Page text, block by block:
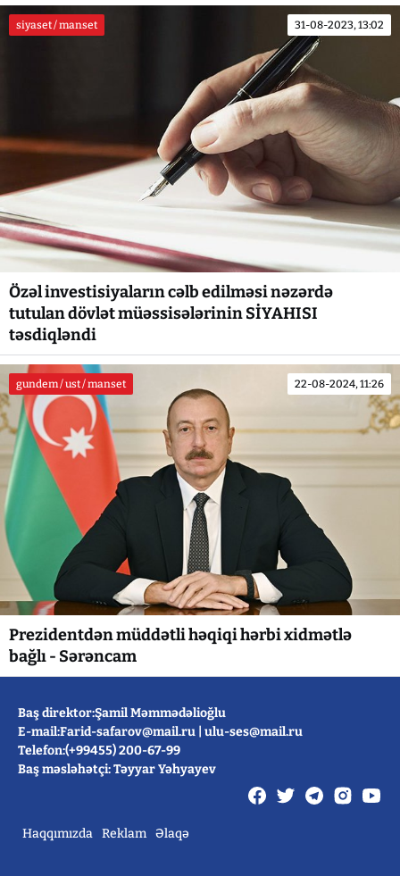
siyaset / manset 31-08-2023, 13:02
Özəl investisiyaların cəlb edilməsi nəzərdə
tutulan dövlət müəssisələrinin SİYAHISI
təsdiqləndi
gundem / ust / manset 22-08-2024, 11:26
Prezidentdən müddətli həqiqi hərbi xidmətlə
bağlı - Sərəncam
Baş direktor:Şamil Məmmədəlioğlu
E-mail:Farid-safarov@mail.ru ulu-ses@mail.ru
Telefon:(+99455) 200-67-99
Baş məsləhətçi: Təyyar Yəhyayev
Haqqımızda Reklam Əlaqə